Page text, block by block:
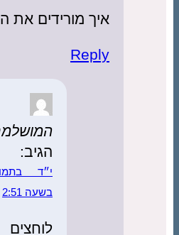
איך מורידים את
Reply
הגיב:
י״ד
בשעה 2:51